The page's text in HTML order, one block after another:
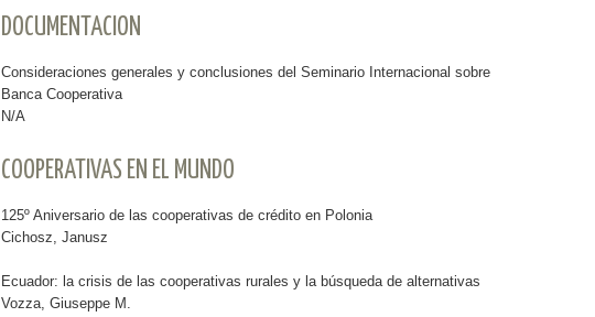
DOCUMENTACION
Consideraciones generales y conclusiones del Seminario Internacional sobre
Banca Cooperativa
N/A
COOPERATIVAS EN EL MUNDO
125º Aniversario de las cooperativas de crédito en Polonia
Cichosz, Janusz
Ecuador: la crisis de las cooperativas rurales y la búsqueda de alternativas
Vozza, Giuseppe M.